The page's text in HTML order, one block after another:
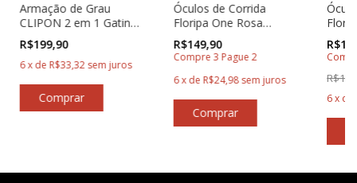
Armação de Grau
CLIPON 2 em 1 Gatinho
Osaka Cinza
Transparente - Baixa
Pace®
R$199,90
6xde R$33,32sem juros
Óculos de Corrida
Floripa One Rosa
Transparente Baixa
Pace®
R$149,90
Compre 3 Pague 2
6xde R$24,98 sem juros
6x de